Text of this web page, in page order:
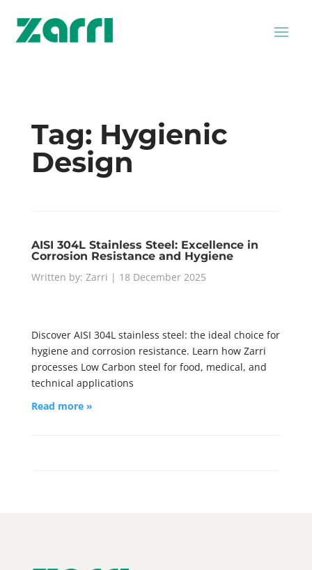
Tag: Hygienic
Design
AISI 304L Stainless Steel: Excellence in
Corrosion Resistance and Hygiene
Written by: Zarri | 18 December 2025
Discover AISI 304L stainless steel: the ideal choice for
hygiene and corrosion resistance. Learn how Zarri
processes Low Carbon steel for food, medical, and
technical applications
Read more »